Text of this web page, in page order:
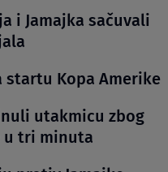
i Jamajka sačuvali
Kopa Amerike
utakmicu zbog
u tri minuta